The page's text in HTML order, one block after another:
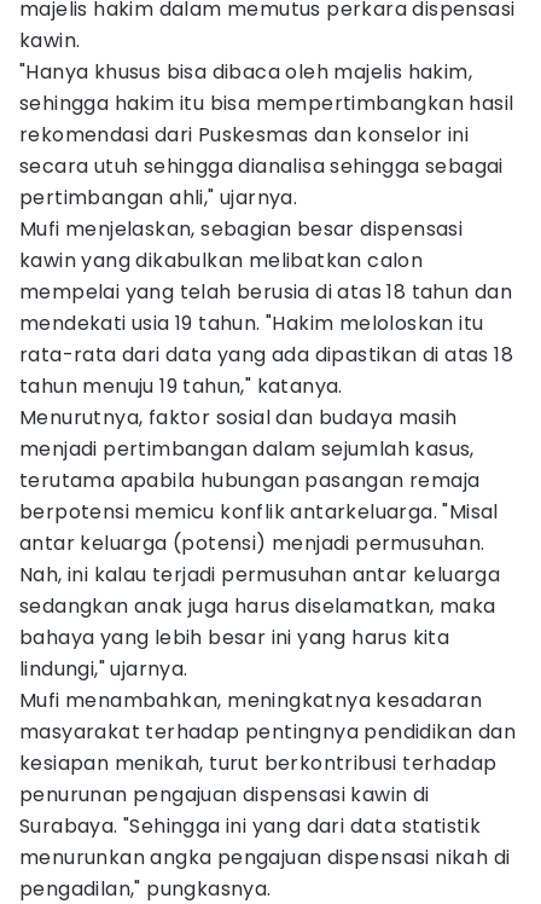
majelis hakim dalam memutus perkara dispensasi
kawin.
"Hanya khusus bisa dibaca oleh majelis hakim,
sehingga hakim itu bisa mempertimbangkan hasil
rekomendasi dari Puskesmas dan konselor ini
secara utuh sehingga dianalisa sehingga sebagai
pertimbangan ahli," ujarnya.
Mufi menjelaskan, sebagian besar dispensasi
kawin yang dikabulkan melibatkan calon
mempelai yang telah berusia di atas 18 tahun dan
mendekati usia 19 tahun. "Hakim meloloskan itu
rata-rata dari data yang ada dipastikan di atas 18
tahun menuju 19 tahun," katanya.
Menurutnya, faktor sosial dan budaya masih
menjadi pertimbangan dalam sejumlah kasus,
terutama apabila hubungan pasangan remaja
berpotensi memicu konflik antarkeluarga. "Misal
antar keluarga (potensi) menjadi permusuhan.
Nah, ini kalau terjadi permusuhan antar keluarga
sedangkan anak juga harus diselamatkan, maka
bahaya yang lebih besar ini yang harus kita
lindungi," ujarnya.
Mufi menambahkan, meningkatnya kesadaran
masyarakat terhadap pentingnya pendidikan dan
kesiapan menikah, turut berkontribusi terhadap
penurunan pengajuan dispensasi kawin di
Surabaya. "Sehingga ini yang dari data statistik
menurunkan angka pengajuan dispensasi nikah di
pengadilan," pungkasnya.